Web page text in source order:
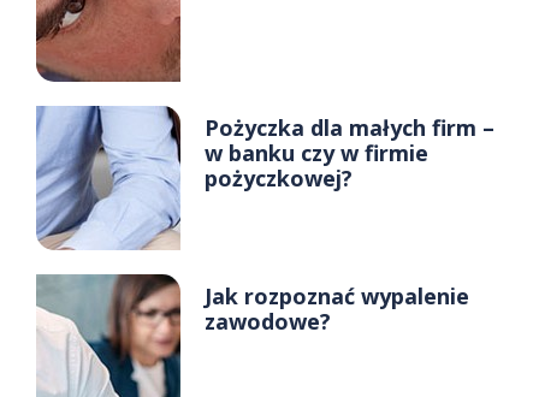
Pożyczka dla małych firm –
w banku czy w firmie
pożyczkowej?
Jak rozpoznać wypalenie
zawodowe?